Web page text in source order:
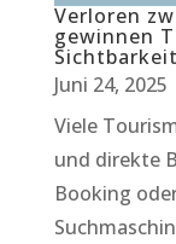
Verloren
gewinnen
Juni 24, 2025
Viele
und direkte
Booking